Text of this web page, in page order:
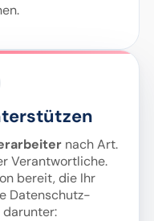
nach Art.
Verantwortliche.
bereit, die Ihr
Datenschutz-